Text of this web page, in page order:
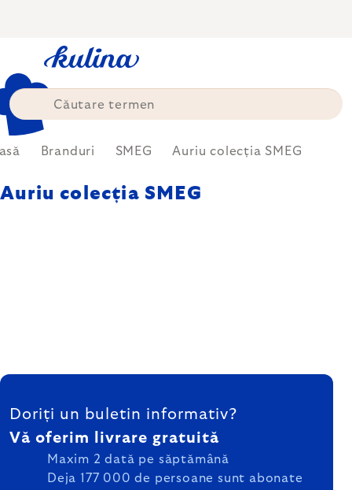
Branduri SMEG Auriu colecția SMEG
Auriu colecția SMEG
SUBSOL
Doriți un buletin informativ?
Vă oferim livrare gratuită
Maxim 2 dată pe săptămână
Deja 177 000 de persoane sunt abonate